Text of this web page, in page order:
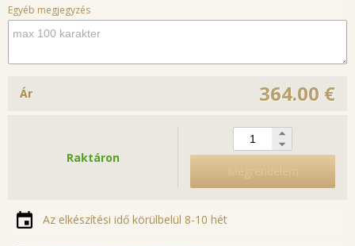
Egyéb megjegyzés
364.00 €
Ár
Raktáron
Megrendelem
Az elkészítési idő körülbelül 8-10 hét